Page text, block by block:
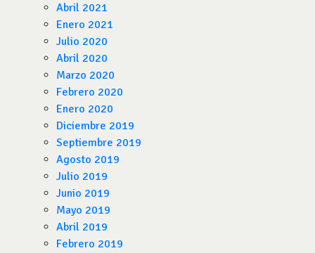
Abril 2021
Enero 2021
Julio 2020
Abril 2020
Marzo 2020
Febrero 2020
Enero 2020
Diciembre 2019
Septiembre 2019
Agosto 2019
Julio 2019
Junio 2019
Mayo 2019
Abril 2019
Febrero 2019